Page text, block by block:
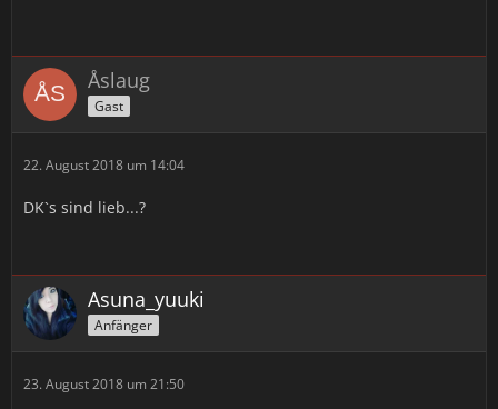
Åslaug
Gast
22. August 2018 um 14:04
DK`s sind lieb...?
Asuna_yuuki
Anfänger
23. August 2018 um 21:50